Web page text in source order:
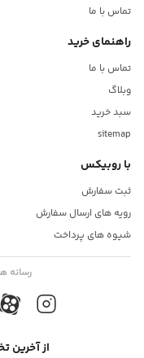
تماس با ما
راهنمای خرید
تماس با ما
وبلاگ
سبد خرید
sitemap
با روبیکس
ثبت سفارش
رویه های ارسال سفارش
شیوه های پرداخت
رسانه
از آخرین